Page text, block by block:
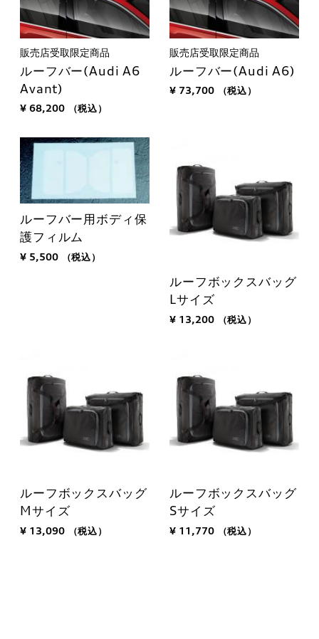
販売店受取限定商品
ルーフバー(Audi A6
Avant)
¥ 68,200 （税込）
販売店受取限定商品
ルーフバー(Audi A6)
¥ 73,700 （税込）
ルーフバー用ボディ保
護フィルム
¥ 5,500 （税込）
ルーフボックスバッグ
Lサイズ
¥ 13,200 （税込）
ルーフボックスバッグ
Mサイズ
¥ 13,090 （税込）
ルーフボックスバッグ
Sサイズ
¥ 11,770 （税込）